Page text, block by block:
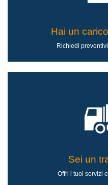
Hai un
Richiedi
Sei un
Offri i tuoi servizi